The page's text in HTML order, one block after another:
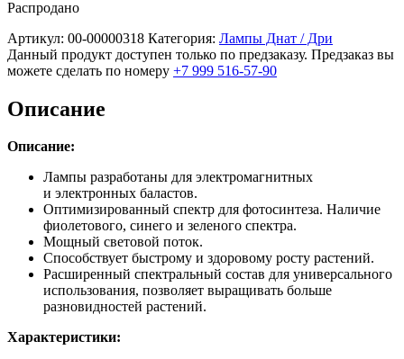
Распродано
Артикул: 00-00000318 Категория: Лампы Днат / Дри
Данный продукт доступен только по предзаказу. Предзаказ вы
можете сделать по номеру +7 999 516-57-90
Описание
Описание:
Лампы разработаны для электромагнитных
и электронных баластов.
Оптимизированный спектр для фотосинтеза. Наличие
фиолетового, синего и зеленого спектра.
Мощный световой поток.
Способствует быстрому и здоровому росту растений.
Расширенный спектральный состав для универсального
использования, позволяет выращивать больше
разновидностей растений.
Характеристики: